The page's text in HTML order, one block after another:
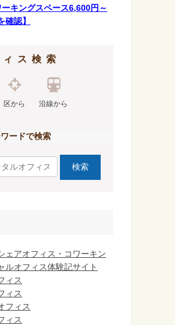
キングスペース6,600円～
確認】
ス検索
区から 沿線から
ードで検索
ェアオフィス・コワーキン
ルオフィス体験記サイト
ィス
ィス
フィス
ィス